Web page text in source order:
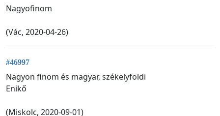
Nagyofinom
(Vác, 2020-04-26)
#46997
Nagyon finom és magyar, székelyföldi
Enikő
(Miskolc, 2020-09-01)